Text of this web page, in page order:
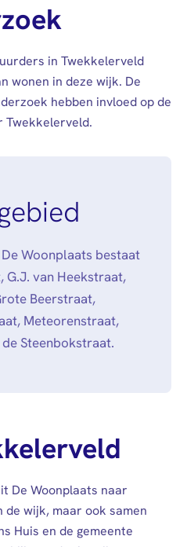
in Twekkelerveld
wonen in deze wijk. De
hebben invloed op de
Twekkelerveld.
Woonplaats bestaat
G.J. van Heekstraat,
Beerstraat,
Meteorenstraat,
Steenbokstraat.
De Woonplaats naar
wijk, maar ook samen
Huis en de gemeente